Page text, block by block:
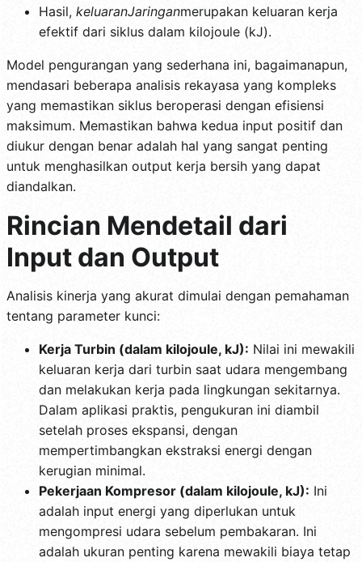
Hasil, keluaranJaringanmerupakan keluaran kerja
efektif dari siklus dalam kilojoule (kJ).
Model pengurangan yang sederhana ini, bagaimanapun,
mendasari beberapa analisis rekayasa yang kompleks
yang memastikan siklus beroperasi dengan efisiensi
maksimum. Memastikan bahwa kedua input positif dan
diukur dengan benar adalah hal yang sangat penting
untuk menghasilkan output kerja bersih yang dapat
diandalkan.
Rincian Mendetail dari
Input dan Output
Analisis kinerja yang akurat dimulai dengan pemahaman
tentang parameter kunci:
Kerja Turbin (dalam kilojoule, kJ): Nilai ini mewakili
keluaran kerja dari turbin saat udara mengembang
dan melakukan kerja pada lingkungan sekitarnya.
Dalam aplikasi praktis, pengukuran ini diambil
setelah proses ekspansi, dengan
mempertimbangkan ekstraksi energi dengan
kerugian minimal.
Pekerjaan Kompresor (dalam kilojoule, kJ): Ini
adalah input energi yang diperlukan untuk
mengompresi udara sebelum pembakaran. Ini
adalah ukuran penting karena mewakili biaya tetap